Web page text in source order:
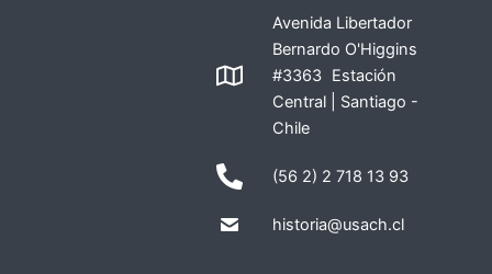
Avenida Libertador
Bernardo O'Higgins
#3363 Estación
Central | Santiago -
Chile
(56 2) 2 718 13 93
historia@usach.cl